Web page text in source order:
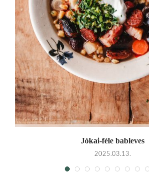
Jókai-féle bableves
2025.03.13.